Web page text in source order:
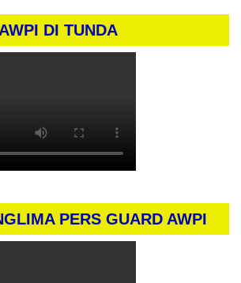
DI TUNDA
PERS GUARD AWPI